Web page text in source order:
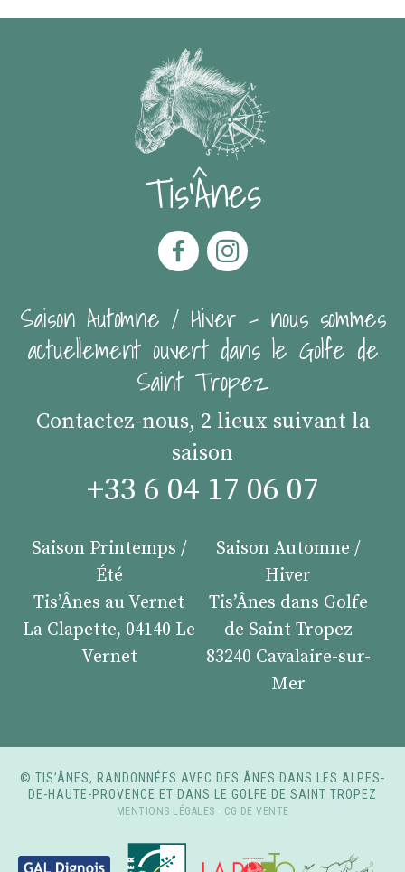
Tis'Ânes
Saison Automne / Hiver - nous sommes
actuellement ouvert dans le Golfe de
Saint Tropez
Contactez-nous, 2 lieux suivant la
saison
+33 6 04 17 06 07
Saison Printemps /
Été
Tis’Ânes au Vernet
La Clapette, 04140 Le
Vernet
Saison Automne /
Hiver
Tis’Ânes dans Golfe
de Saint Tropez
83240 Cavalaire-sur-
Mer
© TIS’ÂNES, RANDONNÉES AVEC DES ÂNES DANS LES ALPES-
DE-HAUTE-PROVENCE ET DANS LE GOLFE DE SAINT TROPEZ
MENTIONS LÉGALES - CG DE VENTE